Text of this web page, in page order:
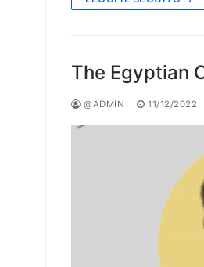
The Egyptian
@ADMIN 11/12/2022